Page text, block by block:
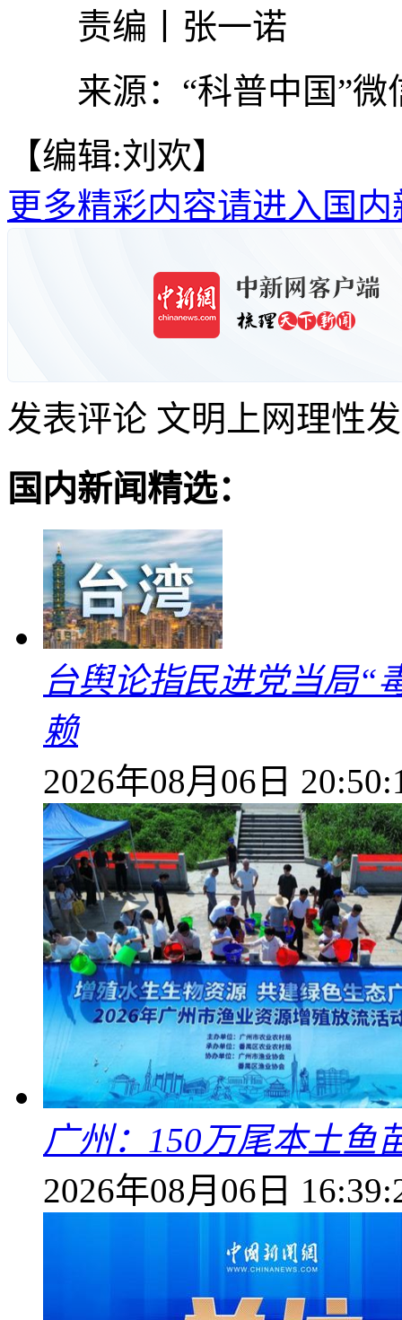
责编丨张一诺
来源：“科普中国”微
【编辑:刘欢】
更多精彩内容请进入国内
发表评论 文明上网理性
国内新闻精选：
台舆论指民进党当局“
赖
2026年08月06日
广州：150万尾本土鱼
2026年08月06日